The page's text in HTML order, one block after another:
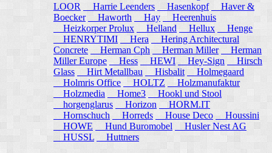
LOOR
Harrie Leenders Hasenkopf
Haver &
Boecker
Haworth Hay
Heerenhuis
Heizkorper Prolux
Helland Hellux
Henge
HENRYTIMI
Hera
Hering Architectural
Concrete
Herman Cph Herman Miller
Herman
Miller Europe
Hess HEWI Hey-Sign
Hirsch
Glass
Hirt Metallbau Hisbalit
Holmegaard
Holmris Office
HOLTZ
Holzmanufaktur
Holzmedia
Home3
Hookl und Stool
horgenglarus
Horizon
HORM.IT
Hornschuch
Horreds House Deco
Houssini
HOWE
Hund Buromobel
Husler Nest AG
HUSSL
Huttners